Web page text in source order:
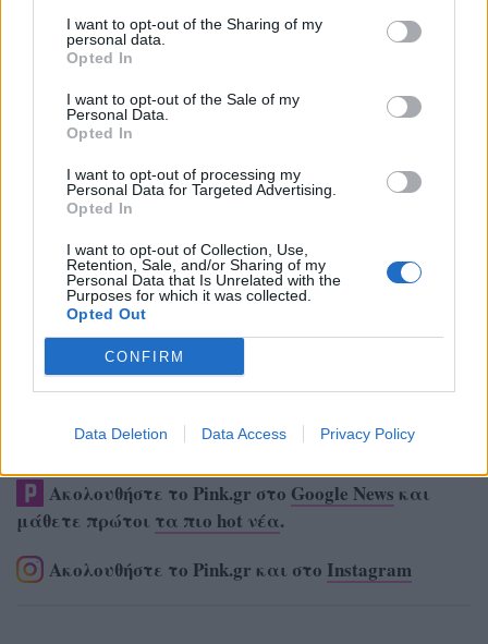
I want to opt-out of the Sharing of my
personal data.
Opted In
I want to opt-out of the Sale of my
Personal Data.
Opted In
I want to opt-out of processing my
Personal Data for Targeted Advertising.
Opted In
I want to opt-out of Collection, Use,
Retention, Sale, and/or Sharing of my
Personal Data that Is Unrelated with the
Purposes for which it was collected.
Opted Out
CONFIRM
Data Deletion Data Access Privacy Policy
Ακολουθήστε το Pink.gr στο Google News και
μάθετε πρώτοι τα πιο hot νέα.
Ακολουθήστε το Pink.gr και στο Instagram